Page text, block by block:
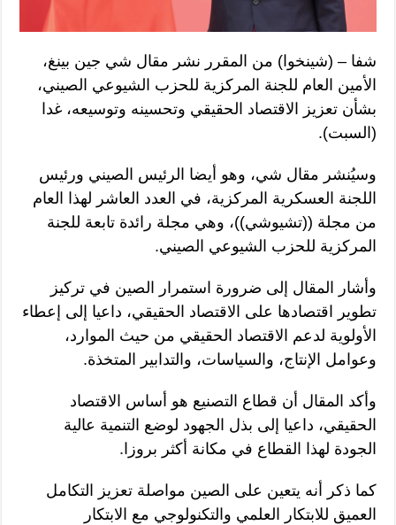
شفا – (شينخوا) من المقرر نشر مقال شي جين بينغ،
الأمين العام للجنة المركزية للحزب الشيوعي الصيني،
بشأن تعزيز الاقتصاد الحقيقي وتحسينه وتوسيعه، غدا
(السبت).
وسيُنشر مقال شي، وهو أيضا الرئيس الصيني ورئيس
اللجنة العسكرية المركزية، في العدد العاشر لهذا العام
من مجلة ((تشيوشي))، وهي مجلة رائدة تابعة للجنة
المركزية للحزب الشيوعي الصيني.
وأشار المقال إلى ضرورة استمرار الصين في تركيز
تطوير اقتصادها على الاقتصاد الحقيقي، داعيا إلى إعطاء
الأولوية لدعم الاقتصاد الحقيقي من حيث الموارد،
وعوامل الإنتاج، والسياسات، والتدابير المتخذة.
وأكد المقال أن قطاع التصنيع هو أساس الاقتصاد
الحقيقي، داعيا إلى بذل الجهود لوضع التنمية عالية
الجودة لهذا القطاع في مكانة أكثر بروزا.
كما ذكر أنه يتعين على الصين مواصلة تعزيز التكامل
العميق للابتكار العلمي والتكنولوجي مع الابتكار